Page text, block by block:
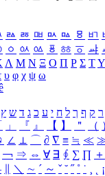
ㅬ ㅭ ㅮ ㅯ ㅰ ㅱ ㅲ
ㆁ ㆂ ㆃ ㆄ ㆅ ㆆ ㆇ
Λ Μ Ν Ξ Ο Π Ρ Σ ΤΥ
υ φ χ ψ ω
ר ק ף ך ל ח י ע כ ג ד ש ץ
」 『 』 【 】 ＂ （
∠ ⊥ ⌒ ∂ ∇ ≡ ≒ ≪
￢ ⇒ ⇔ ∀ ∃ ∮ ∑ ∏ ＋
＼ ∼ ´ ～ ˇ ˘ ˝ ˚ ˙ ¸ ¡